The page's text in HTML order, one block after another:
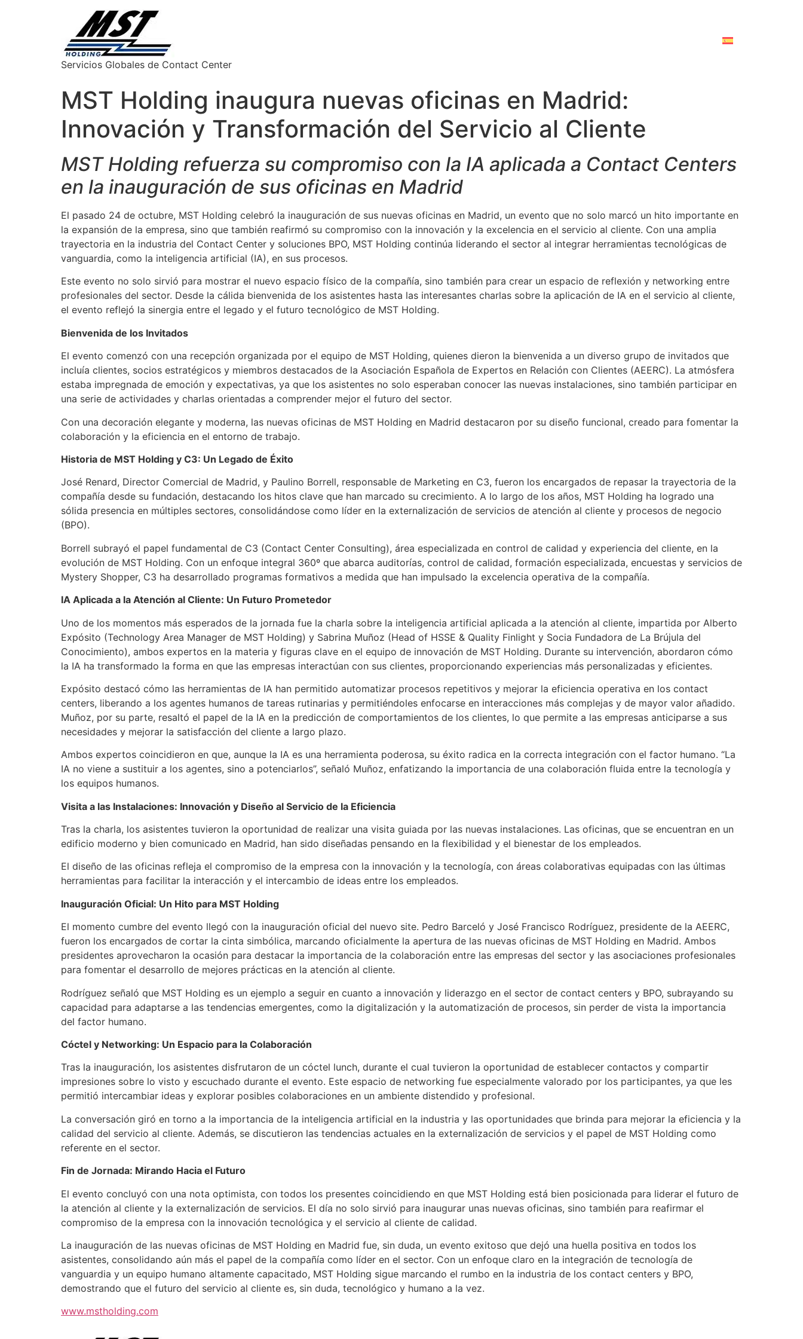
Servicios Globales de Contact Center
MST Holding inaugura nuevas oficinas en Madrid:
Innovación y Transformación del Servicio al Cliente
MST Holding refuerza su compromiso con la IA aplicada a Contact Centers
en la inauguración de sus oficinas en Madrid
El pasado 24 de octubre, MST Holding celebró la inauguración de sus nuevas oficinas en Madrid, un evento que no solo marcó un hito importante en
la expansión de la empresa, sino que también reafirmó su compromiso con la innovación y la excelencia en el servicio al cliente. Con una amplia
trayectoria en la industria del Contact Center y soluciones BPO, MST Holding continúa liderando el sector al integrar herramientas tecnológicas de
vanguardia, como la inteligencia artificial (IA), en sus procesos.
Este evento no solo sirvió para mostrar el nuevo espacio físico de la compañía, sino también para crear un espacio de reflexión y networking entre
profesionales del sector. Desde la cálida bienvenida de los asistentes hasta las interesantes charlas sobre la aplicación de IA en el servicio al cliente,
el evento reflejó la sinergia entre el legado y el futuro tecnológico de MST Holding.
Bienvenida de los Invitados
El evento comenzó con una recepción organizada por el equipo de MST Holding, quienes dieron la bienvenida a un diverso grupo de invitados que
incluía clientes, socios estratégicos y miembros destacados de la Asociación Española de Expertos en Relación con Clientes (AEERC). La atmósfera
estaba impregnada de emoción y expectativas, ya que los asistentes no solo esperaban conocer las nuevas instalaciones, sino también participar en
una serie de actividades y charlas orientadas a comprender mejor el futuro del sector.
Con una decoración elegante y moderna, las nuevas oficinas de MST Holding en Madrid destacaron por su diseño funcional, creado para fomentar la
colaboración y la eficiencia en el entorno de trabajo.
Historia de MST Holding y C3: Un Legado de Éxito
José Renard, Director Comercial de Madrid, y Paulino Borrell, responsable de Marketing en C3, fueron los encargados de repasar la trayectoria de la
compañía desde su fundación, destacando los hitos clave que han marcado su crecimiento. A lo largo de los años, MST Holding ha logrado una
sólida presencia en múltiples sectores, consolidándose como líder en la externalización de servicios de atención al cliente y procesos de negocio
(BPO).
Borrell subrayó el papel fundamental de C3 (Contact Center Consulting), área especializada en control de calidad y experiencia del cliente, en la
evolución de MST Holding. Con un enfoque integral 360º que abarca auditorías, control de calidad, formación especializada, encuestas y servicios de
Mystery Shopper, C3 ha desarrollado programas formativos a medida que han impulsado la excelencia operativa de la compañía.
IA Aplicada a la Atención al Cliente: Un Futuro Prometedor
Uno de los momentos más esperados de la jornada fue la charla sobre la inteligencia artificial aplicada a la atención al cliente, impartida por Alberto
Expósito (Technology Area Manager de MST Holding) y Sabrina Muñoz (Head of HSSE & Quality Finlight y Socia Fundadora de La Brújula del
Conocimiento), ambos expertos en la materia y figuras clave en el equipo de innovación de MST Holding. Durante su intervención, abordaron cómo
la IA ha transformado la forma en que las empresas interactúan con sus clientes, proporcionando experiencias más personalizadas y eficientes.
Expósito destacó cómo las herramientas de IA han permitido automatizar procesos repetitivos y mejorar la eficiencia operativa en los contact
centers, liberando a los agentes humanos de tareas rutinarias y permitiéndoles enfocarse en interacciones más complejas y de mayor valor añadido.
Muñoz, por su parte, resaltó el papel de la IA en la predicción de comportamientos de los clientes, lo que permite a las empresas anticiparse a sus
necesidades y mejorar la satisfacción del cliente a largo plazo.
Ambos expertos coincidieron en que, aunque la IA es una herramienta poderosa, su éxito radica en la correcta integración con el factor humano. “La
IA no viene a sustituir a los agentes, sino a potenciarlos”, señaló Muñoz, enfatizando la importancia de una colaboración fluida entre la tecnología y
los equipos humanos.
Visita a las Instalaciones: Innovación y Diseño al Servicio de la Eficiencia
Tras la charla, los asistentes tuvieron la oportunidad de realizar una visita guiada por las nuevas instalaciones. Las oficinas, que se encuentran en un
edificio moderno y bien comunicado en Madrid, han sido diseñadas pensando en la flexibilidad y el bienestar de los empleados.
El diseño de las oficinas refleja el compromiso de la empresa con la innovación y la tecnología, con áreas colaborativas equipadas con las últimas
herramientas para facilitar la interacción y el intercambio de ideas entre los empleados.
Inauguración Oficial: Un Hito para MST Holding
El momento cumbre del evento llegó con la inauguración oficial del nuevo site. Pedro Barceló y José Francisco Rodríguez, presidente de la AEERC,
fueron los encargados de cortar la cinta simbólica, marcando oficialmente la apertura de las nuevas oficinas de MST Holding en Madrid. Ambos
presidentes aprovecharon la ocasión para destacar la importancia de la colaboración entre las empresas del sector y las asociaciones profesionales
para fomentar el desarrollo de mejores prácticas en la atención al cliente.
Rodríguez señaló que MST Holding es un ejemplo a seguir en cuanto a innovación y liderazgo en el sector de contact centers y BPO, subrayando su
capacidad para adaptarse a las tendencias emergentes, como la digitalización y la automatización de procesos, sin perder de vista la importancia
del factor humano.
Cóctel y Networking: Un Espacio para la Colaboración
Tras la inauguración, los asistentes disfrutaron de un cóctel lunch, durante el cual tuvieron la oportunidad de establecer contactos y compartir
impresiones sobre lo visto y escuchado durante el evento. Este espacio de networking fue especialmente valorado por los participantes, ya que les
permitió intercambiar ideas y explorar posibles colaboraciones en un ambiente distendido y profesional.
La conversación giró en torno a la importancia de la inteligencia artificial en la industria y las oportunidades que brinda para mejorar la eficiencia y la
calidad del servicio al cliente. Además, se discutieron las tendencias actuales en la externalización de servicios y el papel de MST Holding como
referente en el sector.
Fin de Jornada: Mirando Hacia el Futuro
El evento concluyó con una nota optimista, con todos los presentes coincidiendo en que MST Holding está bien posicionada para liderar el futuro de
la atención al cliente y la externalización de servicios. El día no solo sirvió para inaugurar unas nuevas oficinas, sino también para reafirmar el
compromiso de la empresa con la innovación tecnológica y el servicio al cliente de calidad.
La inauguración de las nuevas oficinas de MST Holding en Madrid fue, sin duda, un evento exitoso que dejó una huella positiva en todos los
asistentes, consolidando aún más el papel de la compañía como líder en el sector. Con un enfoque claro en la integración de tecnología de
vanguardia y un equipo humano altamente capacitado, MST Holding sigue marcando el rumbo en la industria de los contact centers y BPO,
demostrando que el futuro del servicio al cliente es, sin duda, tecnológico y humano a la vez.
www.mstholding.com